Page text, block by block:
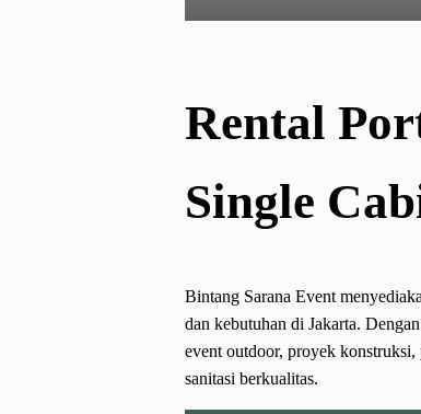
Rental
Single
Bintang Sarana Event
dan kebutuhan di Jakarta.
event outdoor, proyek
sanitasi berkualitas.